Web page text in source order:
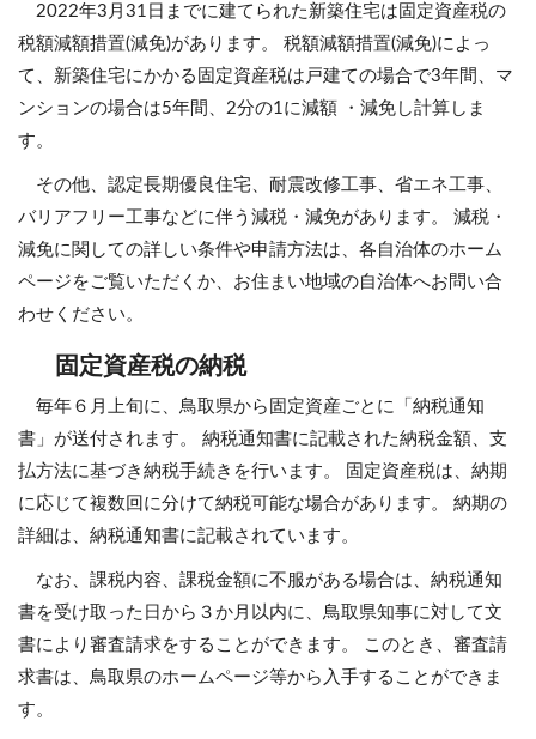
2022年3月31日までに建てられた新築住宅は固定資産税の
税額減額措置(減免)があります。 税額減額措置(減免)によっ
て、新築住宅にかかる固定資産税は戸建ての場合で3年間、マ
ンションの場合は5年間、2分の1に減額 ・減免し計算しま
す。
その他、認定長期優良住宅、耐震改修工事、省エネ工事、
バリアフリー工事などに伴う減税・減免があります。 減税・
減免に関しての詳しい条件や申請方法は、各自治体のホーム
ページをご覧いただくか、お住まい地域の自治体へお問い合
わせください。
固定資産税の納税
毎年６月上旬に、鳥取県から固定資産ごとに「納税通知
書」が送付されます。 納税通知書に記載された納税金額、支
払方法に基づき納税手続きを行います。 固定資産税は、納期
に応じて複数回に分けて納税可能な場合があります。 納期の
詳細は、納税通知書に記載されています。
なお、課税内容、課税金額に不服がある場合は、納税通知
書を受け取った日から３か月以内に、鳥取県知事に対して文
書により審査請求をすることができます。 このとき、審査請
求書は、鳥取県のホームページ等から入手することができま
す。